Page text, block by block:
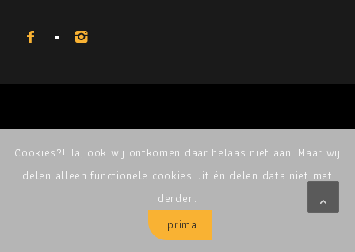
Cookies?! Ja, ook wij ontkomen daar helaas niet aan. Maar wij
delen alleen functionele cookies uit én delen data niet met
derden.
prima